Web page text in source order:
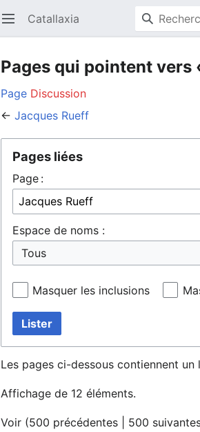
Ouvrir le menu principal Catallaxia
Pages qui pointent vers
Page Discussion
←Jacques Rueff
Pages liées
Page :
Espace de noms :
Masquer les inclusions
Lister
Les pages ci-dessous contiennent
Affichage de 12 éléments.
Voir (500 précédentes 500